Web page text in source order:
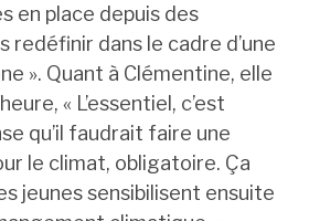
en place depuis des
redéfinir dans le cadre d’une
». Quant à Clémentine, elle
« L’essentiel, c’est
qu’il faudrait faire une
le climat, obligatoire. Ça
jeunes sensibilisent ensuite